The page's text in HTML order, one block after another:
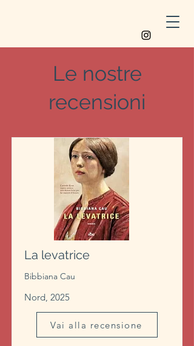
Le nostre
recensioni
La levatrice
Bibbiana Cau
Nord, 2025
Vai alla recensione